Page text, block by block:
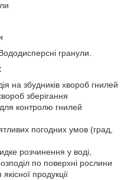
гранули.
на збудників хвороб гнилей
зберігання
контролю гнилей
погодних умов (град,
розчинення у воді,
по поверхні рослини
продукції